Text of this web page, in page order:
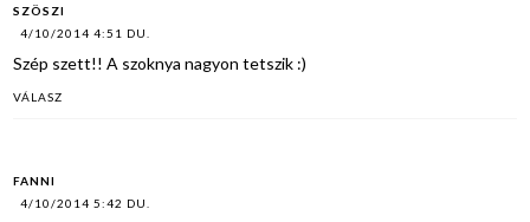
SZÖSZI
4/10/2014 4:51 DU.
Szép szett!! A szoknya nagyon tetszik :)
VÁLASZ
FANNI
4/10/2014 5:42 DU.